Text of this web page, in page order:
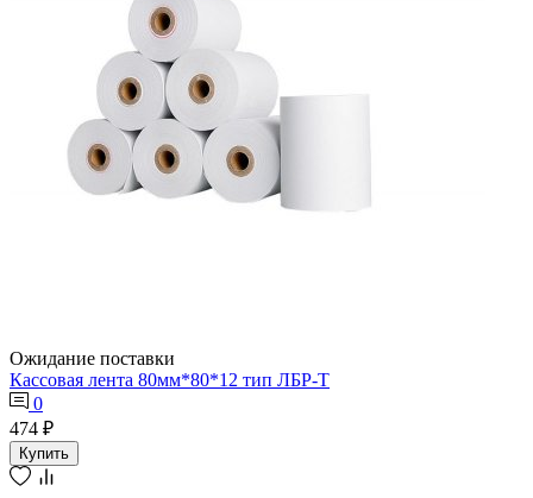
Ожидание поставки
Кассовая лента 80мм*80*12 тип ЛБР-Т
0
474 ₽
Купить